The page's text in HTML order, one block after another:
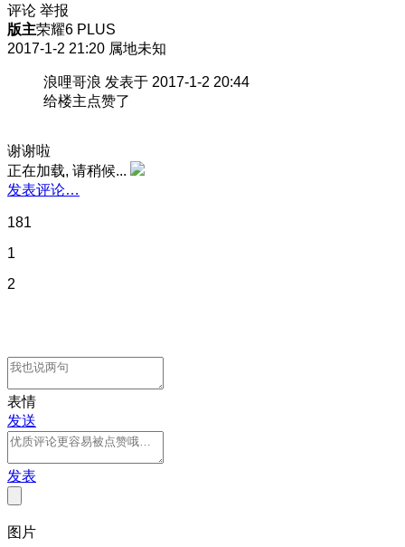
评论 举报
版主荣耀6 PLUS
2017-1-2 21:20 属地未知
浪哩哥浪 发表于 2017-1-2 20:44
给楼主点赞了
谢谢啦
正在加载, 请稍候...
发表评论…
181
1
2
表情
发送
发表
图片